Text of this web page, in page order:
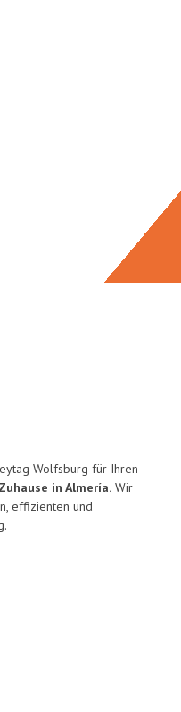
Wolfsburg für Ihren
in Almería. Wir
effizienten und